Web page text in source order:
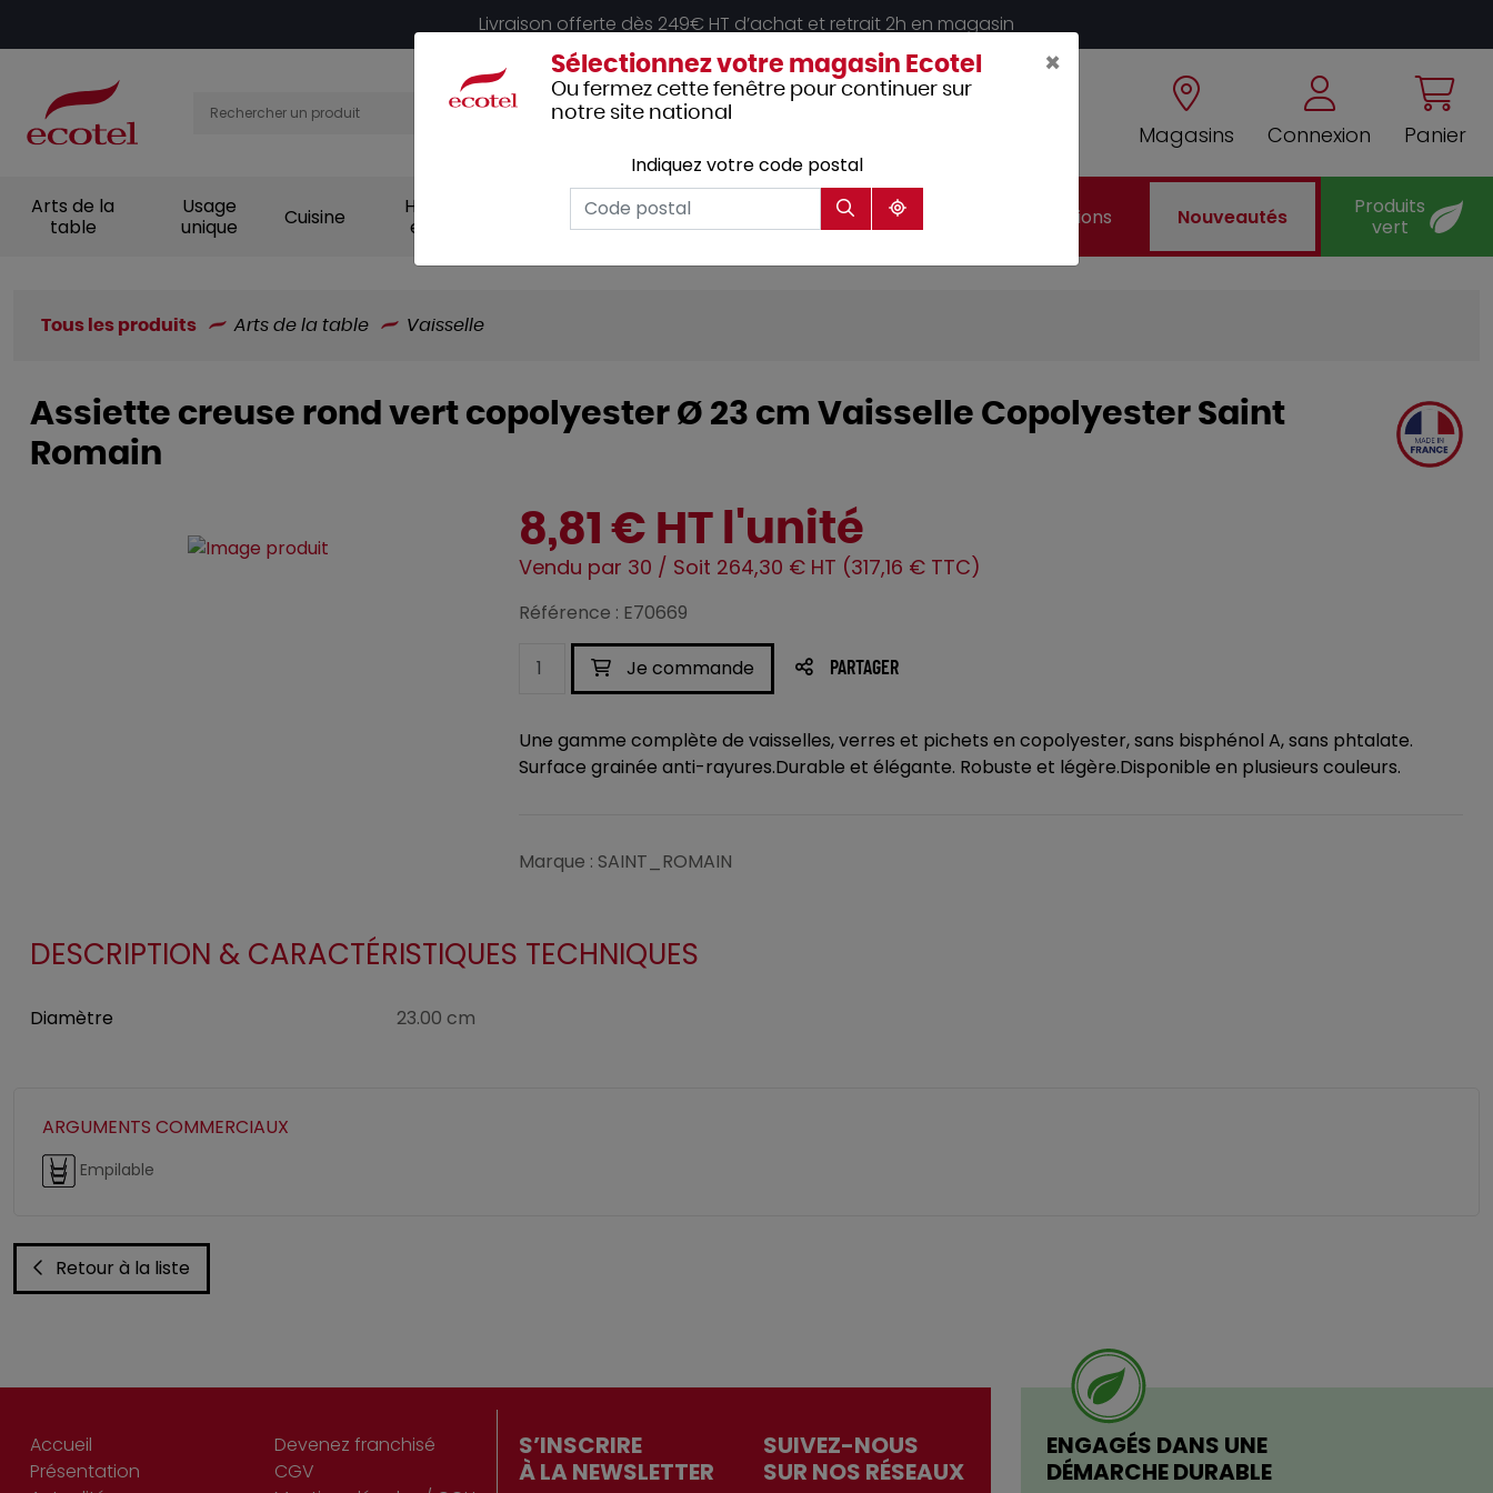
Livraison offerte dès 249€ HT d’achat et retrait 2h en magasin
Magasins Connexion Panier
Arts de la
table
Usage
unique
Cuisine
Hygiène et
entretien
Vêtements
professionnels
Hôtellerie Mobilier Promotions Nouveautés
Produits
vert
Tous les produits Arts de la table Vaisselle
Assiette creuse rond vert copolyester Ø 23 cm Vaisselle Copolyester Saint
Romain
8,81 € HT l'unité
Vendu par 30 / Soit 264,30 € HT (317,16 € TTC)
Référence : E70669
Je commande PARTAGER
Une gamme complète de vaisselles, verres et pichets en copolyester, sans bisphénol A, sans phtalate.
Surface grainée anti-rayures.Durable et élégante. Robuste et légère.Disponible en plusieurs couleurs.
Marque : SAINT_ROMAIN
DESCRIPTION & CARACTÉRISTIQUES TECHNIQUES
Diamètre 23.00 cm
ARGUMENTS COMMERCIAUX
Empilable
Retour à la liste
ENGAGÉS DANS UNE
DÉMARCHE DURABLE
Accueil
Présentation
Devenez franchisé
CGV
S’INSCRIRE
À LA NEWSLETTER
SUIVEZ-NOUS
SUR NOS RÉSEAUX
×
Sélectionnez votre magasin Ecotel
Ou fermez cette fenêtre pour continuer sur
notre site national
Indiquez votre code postal